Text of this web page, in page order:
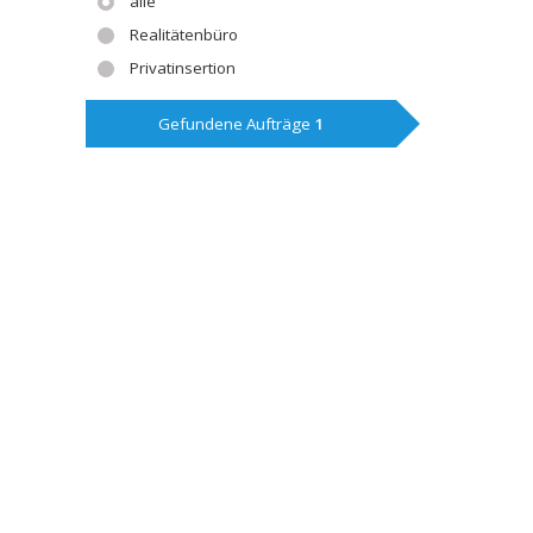
Realitätenbüro
Privatinsertion
Gefundene Aufträge 1